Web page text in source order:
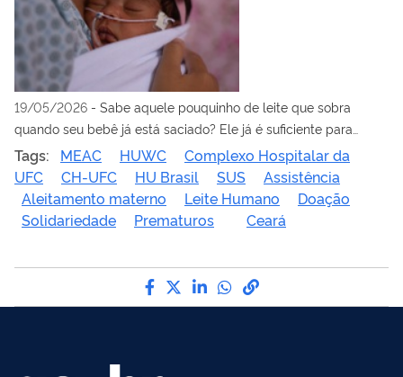
19/05/2026 - Sabe aquele pouquinho de leite que sobra
quando seu bebê já está saciado? Ele já é suficiente para
alimentar bebês prematuros que esperam por você
Tags: MEAC HUWC
Complexo Hospitalar da
UFC
CH-UFC HU Brasil SUS
Assistência
Aleitamento materno
Leite Humano
Doação
Solidariedade
Prematuros Ceará
Compartilhe por Facebook
Compartilhe por Twitter
Compartilhe por
Compartilhe por
link para Copiar